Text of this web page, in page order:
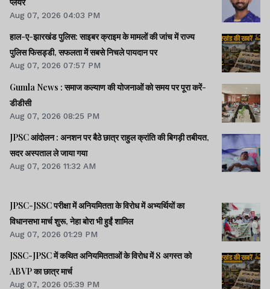
Aug 07, 2026 04:03 PM
हाल-ए-झारखंड पुलिस: साइबर क्राइम के मामलों की जांच में राज्य
पुलिस फिसड्डी, सफलता में सबसे निचले पायदान पर
Aug 07, 2026 07:57 PM
Gumla News : समाज कल्याण की योजनाओं को समय पर पूरा करें-
डीडीसी
Aug 07, 2026 08:25 PM
JPSC आंदोलन : अनशन पर बैठे छात्र राहुल क्रांति की बिगड़ी तबीयत,
सदर अस्पताल ले जाया गया
Aug 07, 2026 11:32 AM
JPSC-JSSC परीक्षा में अनियमितता के विरोध में अभ्यर्थियों का
विधानसभा मार्च शुरू, नेहा बोरा भी हुईं शामिल
Aug 07, 2026 01:29 PM
JSSC-JPSC में कथित अनियमितताओं के विरोध में 8 अगस्त को
ABVP का छात्र मार्च
Aug 07, 2026 05:39 PM